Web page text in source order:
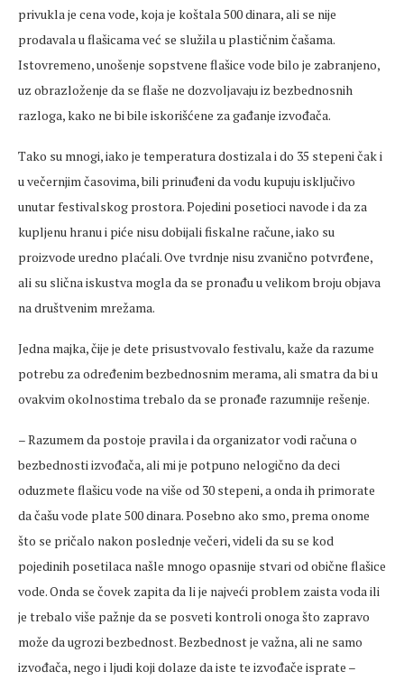
privukla je cena vode, koja je koštala 500 dinara, ali se nije
prodavala u flašicama već se služila u plastičnim čašama.
Istovremeno, unošenje sopstvene flašice vode bilo je zabranjeno,
uz obrazloženje da se flaše ne dozvoljavaju iz bezbednosnih
razloga, kako ne bi bile iskorišćene za gađanje izvođača.
Tako su mnogi, iako je temperatura dostizala i do 35 stepeni čak i
u večernjim časovima, bili prinuđeni da vodu kupuju isključivo
unutar festivalskog prostora. Pojedini posetioci navode i da za
kupljenu hranu i piće nisu dobijali fiskalne račune, iako su
proizvode uredno plaćali. Ove tvrdnje nisu zvanično potvrđene,
ali su slična iskustva mogla da se pronađu u velikom broju objava
na društvenim mrežama.
Jedna majka, čije je dete prisustvovalo festivalu, kaže da razume
potrebu za određenim bezbednosnim merama, ali smatra da bi u
ovakvim okolnostima trebalo da se pronađe razumnije rešenje.
– Razumem da postoje pravila i da organizator vodi računa o
bezbednosti izvođača, ali mi je potpuno nelogično da deci
oduzmete flašicu vode na više od 30 stepeni, a onda ih primorate
da čašu vode plate 500 dinara. Posebno ako smo, prema onome
što se pričalo nakon poslednje večeri, videli da su se kod
pojedinih posetilaca našle mnogo opasnije stvari od obične flašice
vode. Onda se čovek zapita da li je najveći problem zaista voda ili
je trebalo više pažnje da se posveti kontroli onoga što zapravo
može da ugrozi bezbednost. Bezbednost je važna, ali ne samo
izvođača, nego i ljudi koji dolaze da iste te izvođače isprate –